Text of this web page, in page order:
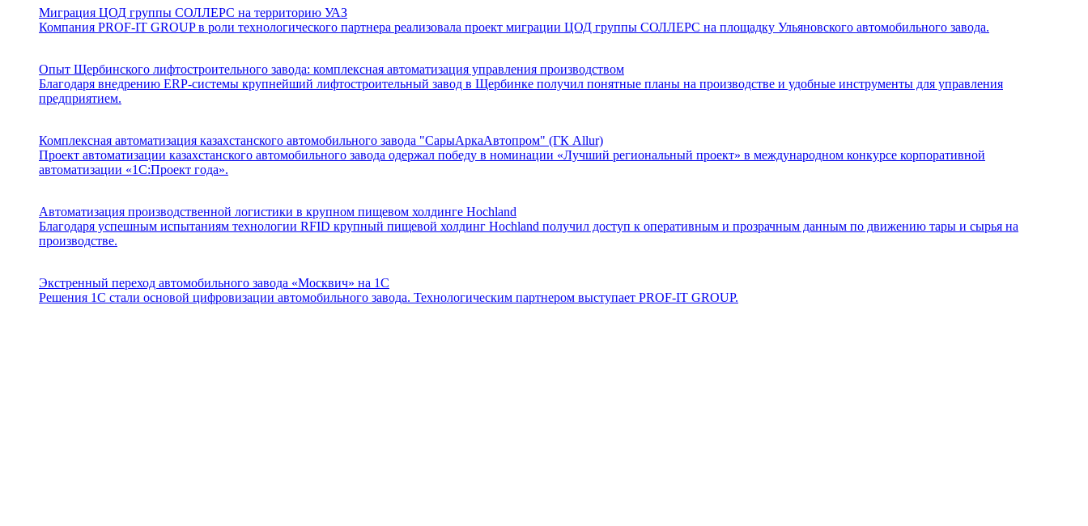
Миграция ЦОД группы СОЛЛЕРС на территорию УАЗ
Компания PROF-IT GROUP в роли технологического партнера реализовала проект миграции ЦОД группы СОЛЛЕРС на площадку Ульяновского автомобильного завода.
Опыт Щербинского лифтостроительного завода: комплексная автоматизация управления производством
Благодаря внедрению ERP-системы крупнейший лифтостроительный завод в Щербинке получил понятные планы на производстве и удобные инструменты для управления
предприятием.
Комплексная автоматизация казахстанского автомобильного завода "СарыАркаАвтопром" (ГК Allur)
Проект автоматизации казахстанского автомобильного завода одержал победу в номинации «Лучший региональный проект» в международном конкурсе корпоративной
автоматизации «1С:Проект года».
Автоматизация производственной логистики в крупном пищевом холдинге Hochland
Благодаря успешным испытаниям технологии RFID крупный пищевой холдинг Hochland получил доступ к оперативным и прозрачным данным по движению тары и сырья на
производстве.
Экстренный переход автомобильного завода «Москвич» на 1С
Решения 1С стали основой цифровизации автомобильного завода. Технологическим партнером выступает PROF-IT GROUP.